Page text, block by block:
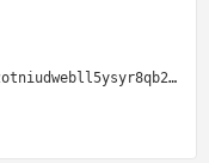
ipns://k51qzi5uqu5dg71ebxtn9sjvdjzotniudwebll5ysyr8qb2kz4oimyydvu9n5u